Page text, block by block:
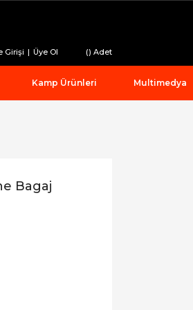
Girişi | Üye Ol () Adet
Kamp Ürünleri Multimedya
Bagaj